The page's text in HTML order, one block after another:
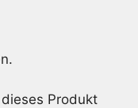
Produkt